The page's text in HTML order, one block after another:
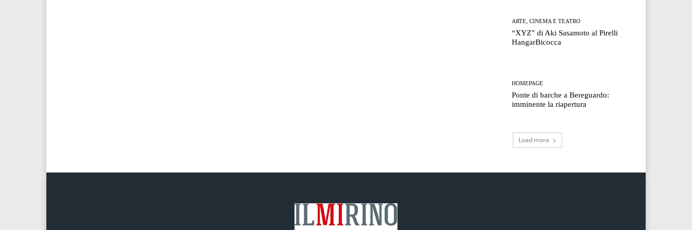
ARTE, CINEMA E TEATRO
“XYZ” di Aki Sasamoto al Pirelli
HangarBicocca
HOMEPAGE
Ponte di barche a Bereguardo:
imminente la riapertura
Load more